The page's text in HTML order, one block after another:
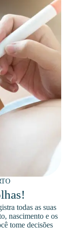
todas as suas
nascimento e os
tome decisões